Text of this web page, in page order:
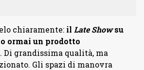
chiaramente: il Late Showsu
ormai un prodotto
. Di grandissima qualità, ma
Gli spazi di manovra